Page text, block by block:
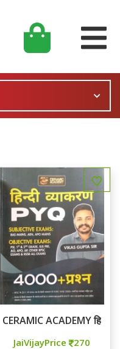
CERAMIC ACADEMY हिन्दी
JaiVijayPrice 270